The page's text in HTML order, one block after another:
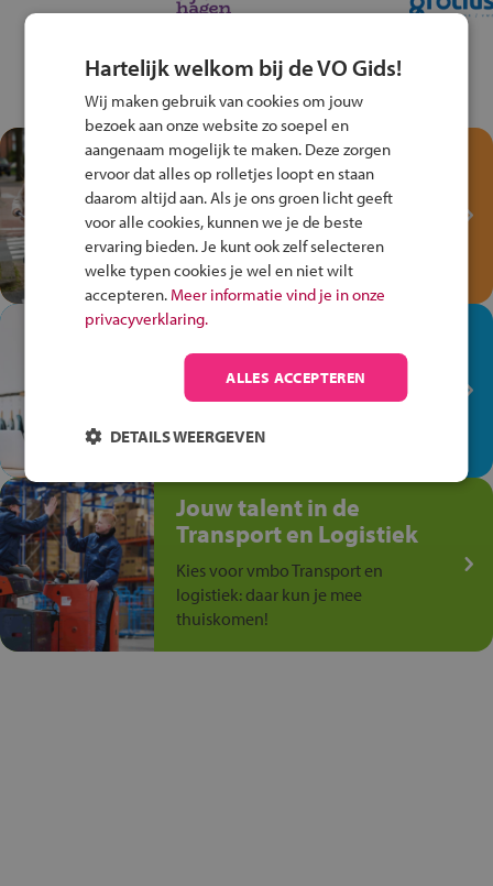
Test je kennis met het
Fiets Veilig
Verkeersspel!
Speel het Fiets Veilig Verkeersspel
en win een Cortina-fiets!
In de winkel ben je op je
plek!
Ontdek via het vmbo jouw talent
anders is!
Jouw talent in de
Transport en Logistiek
Kies voor vmbo Transport en
logistiek: daar kun je mee
thuiskomen!
Hartelijk welkom bij de VO Gids!
Wij maken gebruik van cookies om jouw
bezoek aan onze website zo soepel en
aangenaam mogelijk te maken. Deze zorgen
ervoor dat alles op rolletjes loopt en staan
daarom altijd aan. Als je ons groen licht geeft
voor alle cookies, kunnen we je de beste
ervaring bieden. Je kunt ook zelf selecteren
welke typen cookies je wel en niet wilt
accepteren. Meer informatie vind je in onze
privacyverklaring.
ALLES ACCEPTEREN
DETAILS WEERGEVEN